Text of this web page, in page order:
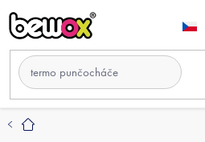
na
obsah